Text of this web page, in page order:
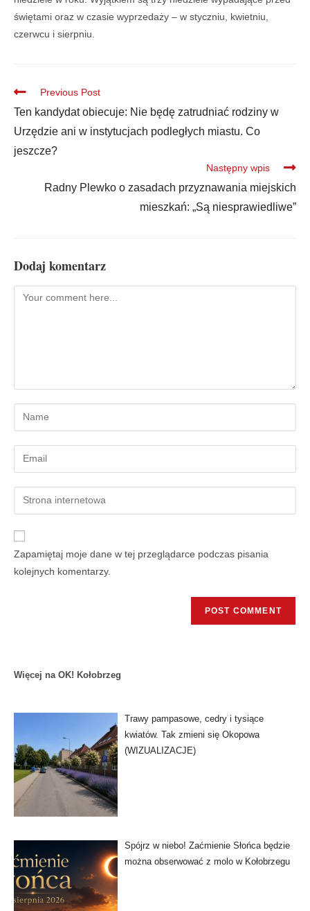
świętami oraz w czasie wyprzedaży – w styczniu, kwietniu,
czerwcu i sierpniu.
Previous Post
Ten kandydat obiecuje: Nie będę zatrudniać rodziny w
Urzędzie ani w instytucjach podległych miastu. Co
jeszcze?
Następny wpis
Radny Plewko o zasadach przyznawania miejskich
mieszkań: „Są niesprawiedliwe”
Dodaj komentarz
Zapamiętaj moje dane w tej przeglądarce podczas pisania
kolejnych komentarzy.
Więcej na OK! Kołobrzeg
Trawy pampasowe, cedry i tysiące
kwiatów. Tak zmieni się Okopowa
(WIZUALIZACJE)
Spójrz w niebo! Zaćmienie Słońca będzie
można obserwować z molo w Kołobrzegu